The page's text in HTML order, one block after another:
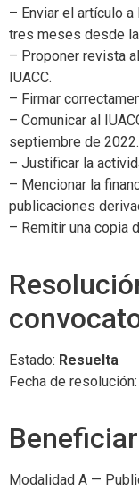
– Enviar el artículo
tres meses desde
– Proponer revista
IUACC.
– Firmar
– Comunicar al
septiembre de 2022.
– Justificar la
– Mencionar la
publicaciones
– Remitir una copia
Estado: Resuelta
Fecha de resolución:
Modalidad A —